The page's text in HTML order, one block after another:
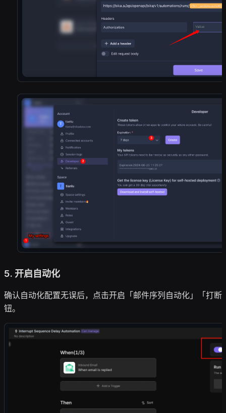
5. 开启自动化
确认自动化配置无误后，点击开启「邮件序列自动化」「打断
钮。